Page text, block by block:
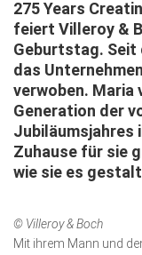
Wirtschaft, Recht,
Zahn, Mund, Kiefer
Forum Gesundheit
Allgemein
Sehen
Innovationen
Hören
275 Years
feiert Villeroy &
Geburtstag. Seit
das
verwoben. Maria
Generation der
Jubiläumsjahres
Zuhause für sie
wie sie es
© Villeroy & Boch
Mit ihrem Mann und